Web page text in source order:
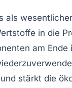
als
in die
am Ende
stärkt die